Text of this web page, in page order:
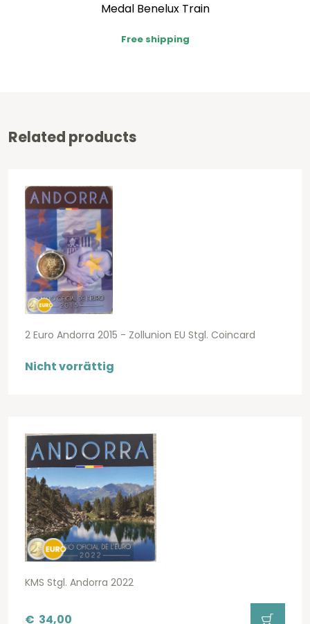
Medal Benelux Train
Free shipping
Related products
2 Euro Andorra 2015 - Zollunion EU Stgl. Coincard
Nicht vorrättig
KMS Stgl. Andorra 2022
€ 34,00